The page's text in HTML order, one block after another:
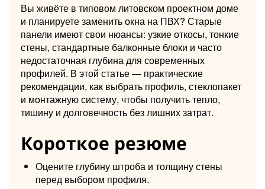
Вы живёте в типовом литовском проектном доме
и планируете заменить окна на ПВХ? Старые
панели имеют свои нюансы: узкие откосы, тонкие
стены, стандартные балконные блоки и часто
недостаточная глубина для современных
профилей. В этой статье — практические
рекомендации, как выбрать профиль, стеклопакет
и монтажную систему, чтобы получить тепло,
тишину и долговечность без лишних затрат.
Короткое резюме
Оцените глубину штроба и толщину стены
перед выбором профиля.